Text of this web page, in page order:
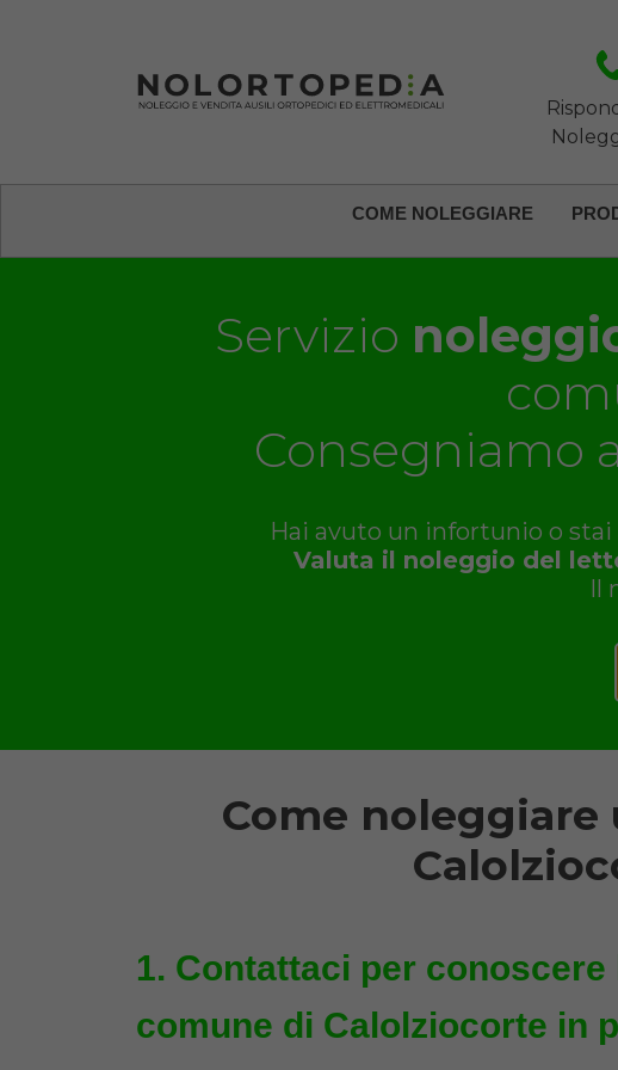
COME NOLEGGIARE
Servizio
Consegniamo
Hai avuto un infortunio o
Valuta il noleggio del
Il
Come
Contattaci per
comune di Calolziocorte in